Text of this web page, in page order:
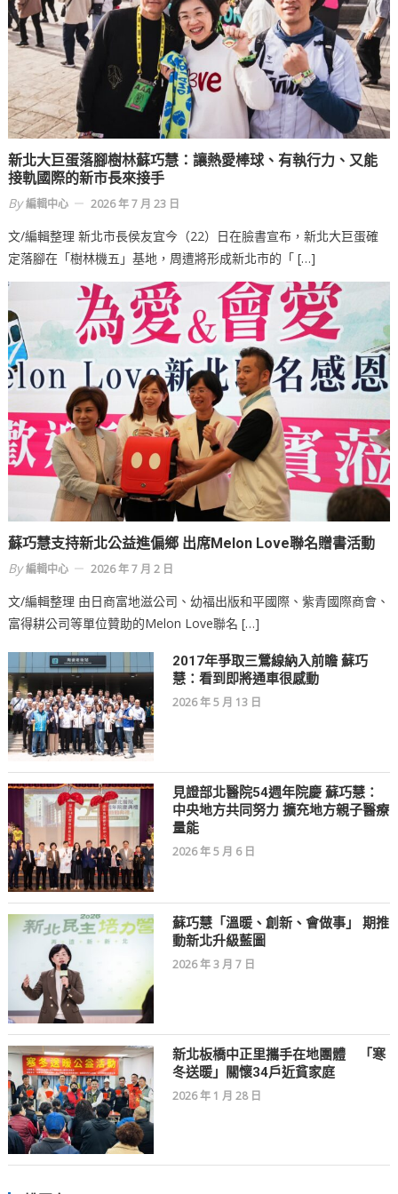
新北大巨蛋落腳樹林蘇巧慧：讓熱愛棒球、有執行力、又能
接軌國際的新市長來接手
By編輯中心 2026 年 7 月 23 日
文/編輯整理 新北市長侯友宜今（22）日在臉書宣布，新北大巨蛋確
定落腳在「樹林機五」基地，周遭將形成新北市的「 […]
蘇巧慧支持新北公益進偏鄉 出席Melon Love聯名贈書活動
By編輯中心 2026 年 7 月 2 日
文/編輯整理 由日商富地滋公司、幼福出版和平國際、紫青國際商會、
富得耕公司等單位贊助的Melon Love聯名 […]
2017年爭取三鶯線納入前瞻 蘇巧
慧：看到即將通車很感動
2026 年 5 月 13 日
見證部北醫院54週年院慶 蘇巧慧：
中央地方共同努力 擴充地方親子醫療
量能
2026 年 5 月 6 日
蘇巧慧「溫暖、創新、會做事」 期推
動新北升級藍圖
2026 年 3 月 7 日
新北板橋中正里攜手在地團體 「寒
冬送暖」關懷34戶近貧家庭
2026 年 1 月 28 日